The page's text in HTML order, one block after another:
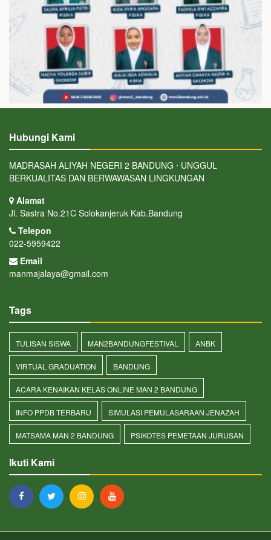
Hubungi Kami
MADRASAH ALIYAH NEGERI 2 BANDUNG ⋅ UNGGUL
BERKUALITAS DAN BERWAWASAN LINGKUNGAN
Alamat
Jl. Sastra No.21C Solokanjeruk Kab.Bandung
Telepon
022-5959422
Email
manmajalaya@gmail.com
Tags
TULISAN SISWA MAN2BANDUNGFESTIVAL ANBK
VIRTUAL GRADUATION BANDUNG
ACARA KENAIKAN KELAS ONLINE MAN 2 BANDUNG
INFO PPDB TERBARU SIMULASI PEMULASARAAN JENAZAH
MATSAMA MAN 2 BANDUNG PSIKOTES PEMETAAN JURUSAN
Ikuti Kami